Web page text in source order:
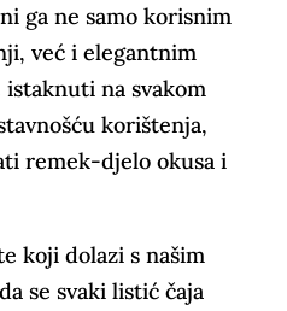
ga ne samo korisnim
već i elegantnim
na svakom
korištenja,
remek-djelo okusa i
koji dolazi s našim
se svaki listić čaja